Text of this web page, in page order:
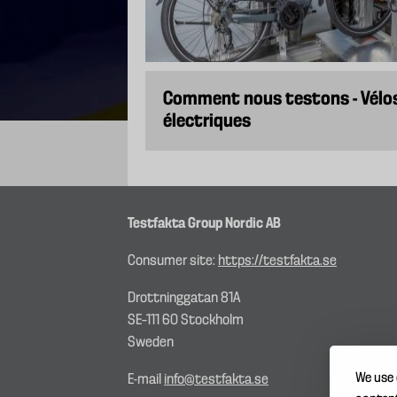
We
Comment nous testons -
électriques
Testfakta Group Nordic AB
Consumer site: https://testfakta.se
Drottninggatan 81A
SE–111 60 Stockholm
Sweden
E-mail info@testfakta.se